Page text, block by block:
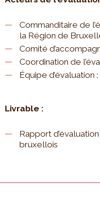
Commanditaire de
la Région de
Comité
Coordination de
Équipe d’évaluation
Livrable :
Rapport
bruxellois